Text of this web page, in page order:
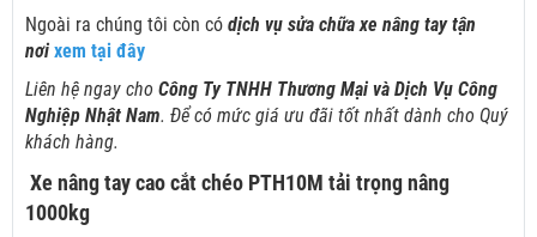
Ngoài ra chúng tôi còn có dịch vụ sửa chữa xe nâng tay tận
nơi xem tại đây
Liên hệ ngay cho Công Ty TNHH Thương Mại và Dịch Vụ Công
Nghiệp Nhật Nam. Để có mức giá ưu đãi tốt nhất dành cho Quý
khách hàng.
Xe nâng tay cao cắt chéo PTH10M tải trọng nâng
1000kg